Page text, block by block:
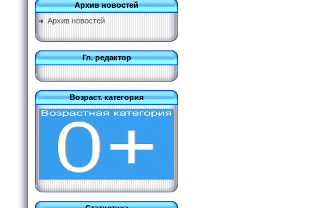
Архив новостей
Архив новостей
Гл. редактор
Возраст. категория